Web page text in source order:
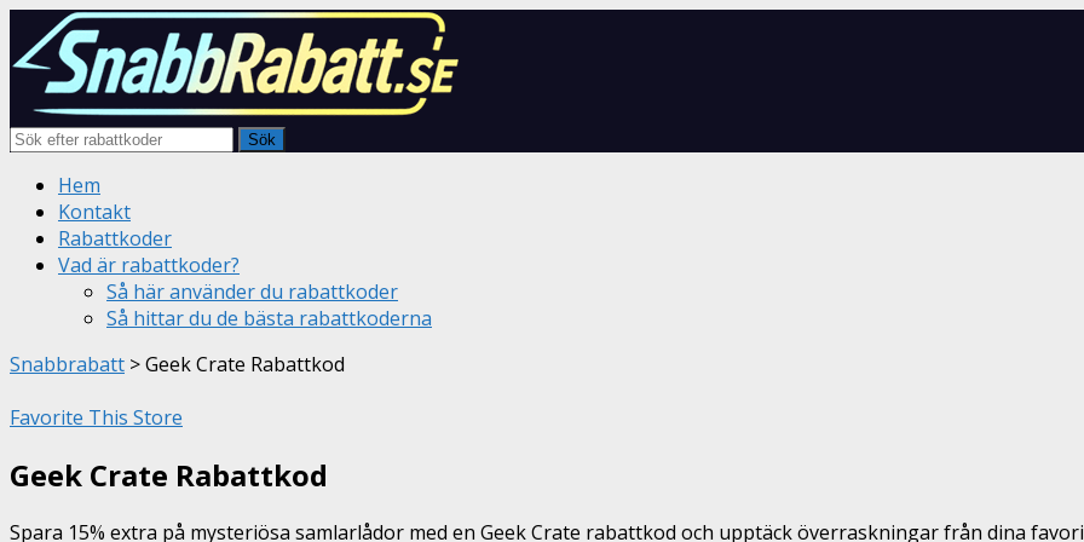
Sök
Skip
content
Hem
Kontakt
Rabattkoder
Vad är rabattkoder?
Så här använder du rabattkoder
Så hittar du de bästa rabattkoderna
Snabbrabatt >Geek Crate Rabattkod
Favorite This Store
Geek Crate Rabattkod
Spara 15% extra på mysteriösa samlarlådor med en Geek Crate rabattkod och upptäck överraskningar från dina